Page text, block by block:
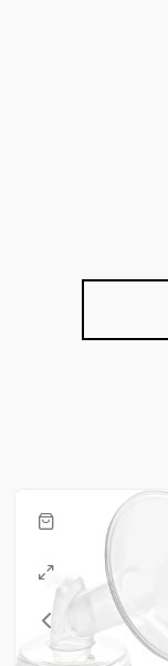
هناك
العديد
من
الأشكال